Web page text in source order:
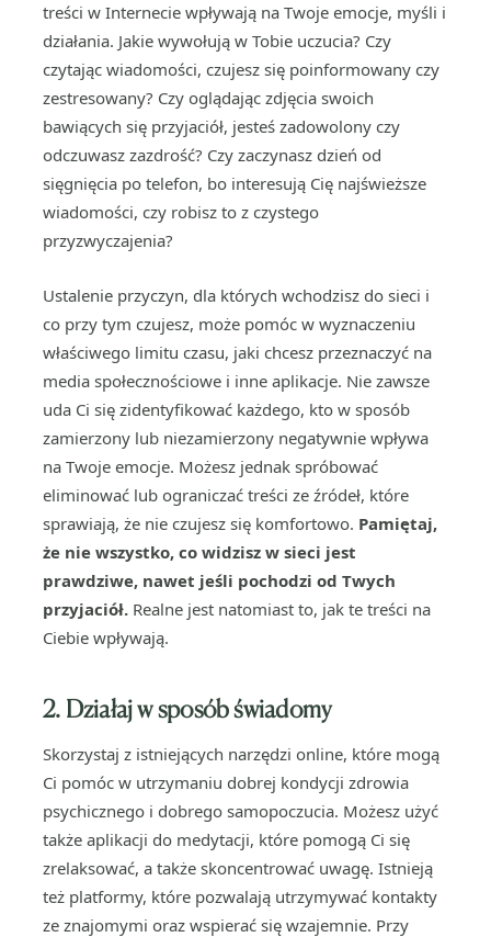
treści w Internecie wpływają na Twoje emocje, myśli i
działania. Jakie wywołują w Tobie uczucia? Czy
czytając wiadomości, czujesz się poinformowany czy
zestresowany? Czy oglądając zdjęcia swoich
bawiących się przyjaciół, jesteś zadowolony czy
odczuwasz zazdrość? Czy zaczynasz dzień od
sięgnięcia po telefon, bo interesują Cię najświeższe
wiadomości, czy robisz to z czystego
przyzwyczajenia?
Ustalenie przyczyn, dla których wchodzisz do sieci i
co przy tym czujesz, może pomóc w wyznaczeniu
właściwego limitu czasu, jaki chcesz przeznaczyć na
media społecznościowe i inne aplikacje. Nie zawsze
uda Ci się zidentyfikować każdego, kto w sposób
zamierzony lub niezamierzony negatywnie wpływa
na Twoje emocje. Możesz jednak spróbować
eliminować lub ograniczać treści ze źródeł, które
sprawiają, że nie czujesz się komfortowo. Pamiętaj,
że nie wszystko, co widzisz w sieci jest
prawdziwe, nawet jeśli pochodzi od Twych
przyjaciół. Realne jest natomiast to, jak te treści na
Ciebie wpływają.
2. Działaj w sposób świadomy
Skorzystaj z istniejących narzędzi online, które mogą
Ci pomóc w utrzymaniu dobrej kondycji zdrowia
psychicznego i dobrego samopoczucia. Możesz użyć
także aplikacji do medytacji, które pomogą Ci się
zrelaksować, a także skoncentrować uwagę. Istnieją
też platformy, które pozwalają utrzymywać kontakty
ze znajomymi oraz wspierać się wzajemnie. Przy